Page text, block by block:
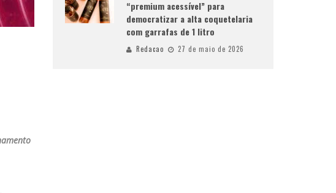
“premium acessível” para
democratizar a alta coquetelaria
com garrafas de 1 litro
Redacao 27 de maio de 2026